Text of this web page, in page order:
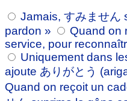
Jamais, すみません
pardon »
Quand on
service, pour
Uniquement dans
ajoute ありがとう
Quand on reçoit un